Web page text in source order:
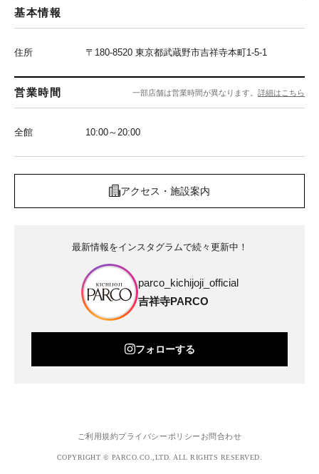
基本情報
住所 〒180-8520 東京都武蔵野市吉祥寺本町1-5-1
営業時間 一部店舗は営業時間が異なります。 詳細はこちら
全館 10:00～20:00
アクセス・施設案内
最新情報をインスタグラムで続々更新中！
parco_kichijoji_official
吉祥寺PARCO
フォローする
ご利用規約プライバシーポリシー お問合わせ
COPYRIGHT © PARCO.CO.,LTD. ALL RIGHTS RESERVED.